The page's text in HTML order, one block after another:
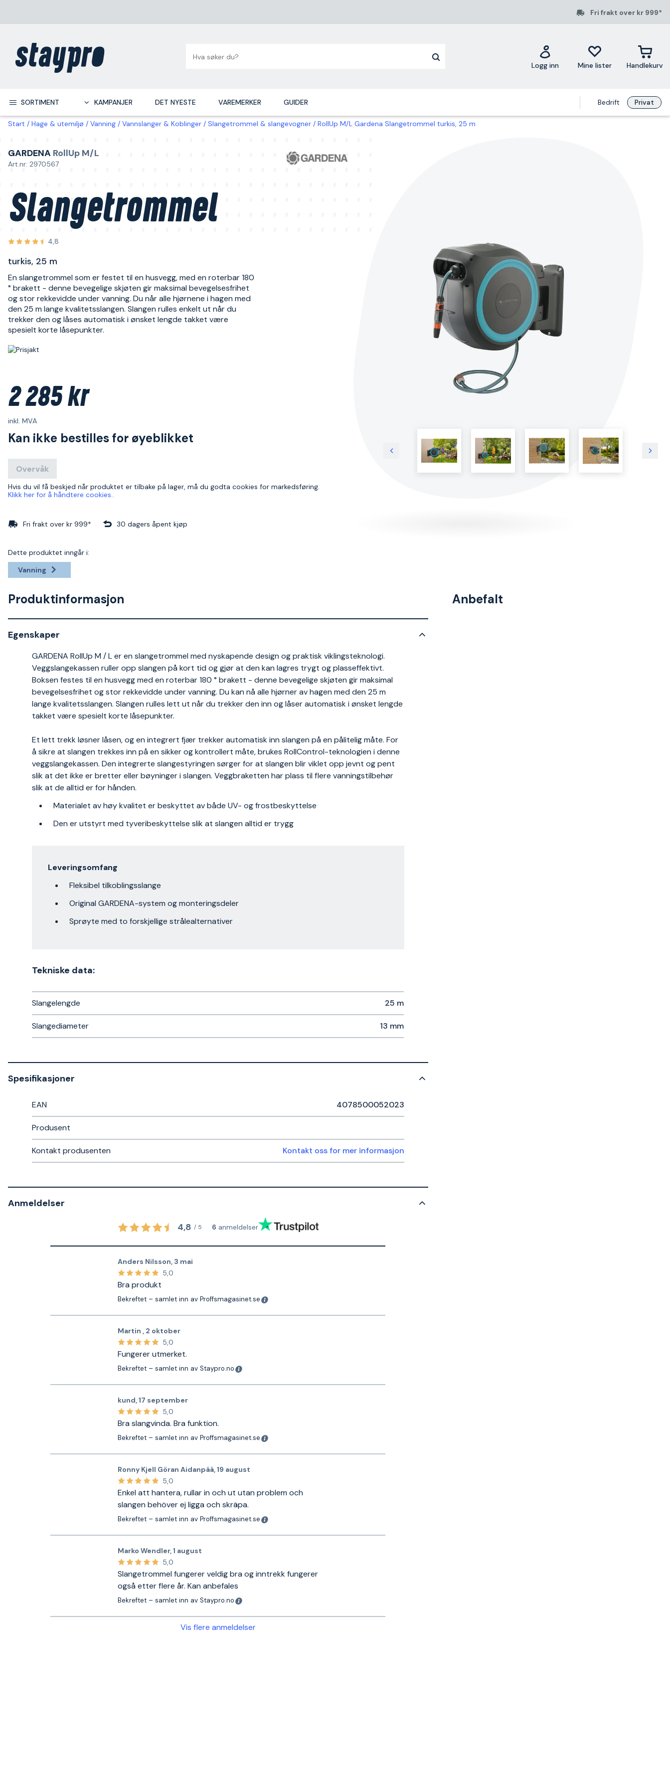
Fri frakt over kr 999*
Logg inn Mine lister Handlekurv
SORTIMENT KAMPANJER DET NYESTE VAREMERKER GUIDER Bedrift Privat
Start Hage & utemiljø Vanning Vannslanger & Koblinger Slangetrommel & slangevogner RollUp M/L Gardena Slangetrommel turkis, 25 m
GARDENA RollUp M/L
Art.nr: 2970567
Slangetrommel
4,8
turkis, 25 m
En slangetrommel som er festet til en husvegg, med en roterbar 180
° brakett - denne bevegelige skjøten gir maksimal bevegelsesfrihet
og stor rekkevidde under vanning. Du når alle hjørnene i hagen med
den 25 m lange kvalitetsslangen. Slangen rulles enkelt ut når du
trekker den og låses automatisk i ønsket lengde takket være
spesielt korte låsepunkter.
2 285 kr
inkl. MVA
Kan ikke bestilles for øyeblikket
Overvåk
Hvis du vil få beskjed når produktet er tilbake på lager, må du godta cookies for markedsføring.
Klikk her for å håndtere cookies..
Fri frakt over kr 999* 30 dagers åpent kjøp
Dette produktet inngår i:
Vanning
Produktinformasjon
Egenskaper
GARDENA RollUp M / L er en slangetrommel med nyskapende design og praktisk viklingsteknologi.
Veggslangekassen ruller opp slangen på kort tid og gjør at den kan lagres trygt og plasseffektivt.
Boksen festes til en husvegg med en roterbar 180 ° brakett - denne bevegelige skjøten gir maksimal
bevegelsesfrihet og stor rekkevidde under vanning. Du kan nå alle hjørner av hagen med den 25 m
lange kvalitetsslangen. Slangen rulles lett ut når du trekker den inn og låser automatisk i ønsket lengde
takket være spesielt korte låsepunkter.
Et lett trekk løsner låsen, og en integrert fjær trekker automatisk inn slangen på en pålitelig måte. For
å sikre at slangen trekkes inn på en sikker og kontrollert måte, brukes RollControl-teknologien i denne
veggslangekassen. Den integrerte slangestyringen sørger for at slangen blir viklet opp jevnt og pent
slik at det ikke er bretter eller bøyninger i slangen. Veggbraketten har plass til flere vanningstilbehør
slik at de alltid er for hånden.
Materialet av høy kvalitet er beskyttet av både UV- og frostbeskyttelse
Den er utstyrt med tyveribeskyttelse slik at slangen alltid er trygg
Leveringsomfang
Fleksibel tilkoblingsslange
Original GARDENA-system og monteringsdeler
Sprøyte med to forskjellige strålealternativer
Tekniske data:
Slangelengde 25 m
Slangediameter 13 mm
Spesifikasjoner
EAN 4078500052023
Produsent
Kontakt produsenten Kontakt oss for mer informasjon
Anmeldelser
4,8 / 5 6 anmeldelser
Anders Nilsson, 3 mai
5,0
Bra produkt
Bekreftet – samlet inn av Proffsmagasinet.se
Martin , 2 oktober
5,0
Fungerer utmerket.
Bekreftet – samlet inn av Staypro.no
kund,17 september
5,0
Bra slangvinda. Bra funktion.
Bekreftet – samlet inn av Proffsmagasinet.se
Ronny Kjell Göran Aidanpää,19 august
5,0
Enkel att hantera, rullar in och ut utan problem och
slangen behöver ej ligga och skräpa.
Bekreftet – samlet inn av Proffsmagasinet.se
Marko Wendler,1 august
5,0
Slangetrommel fungerer veldig bra og inntrekk fungerer
også etter flere år. Kan anbefales
Bekreftet – samlet inn av Staypro.no
Vis flere anmeldelser
Anbefalt